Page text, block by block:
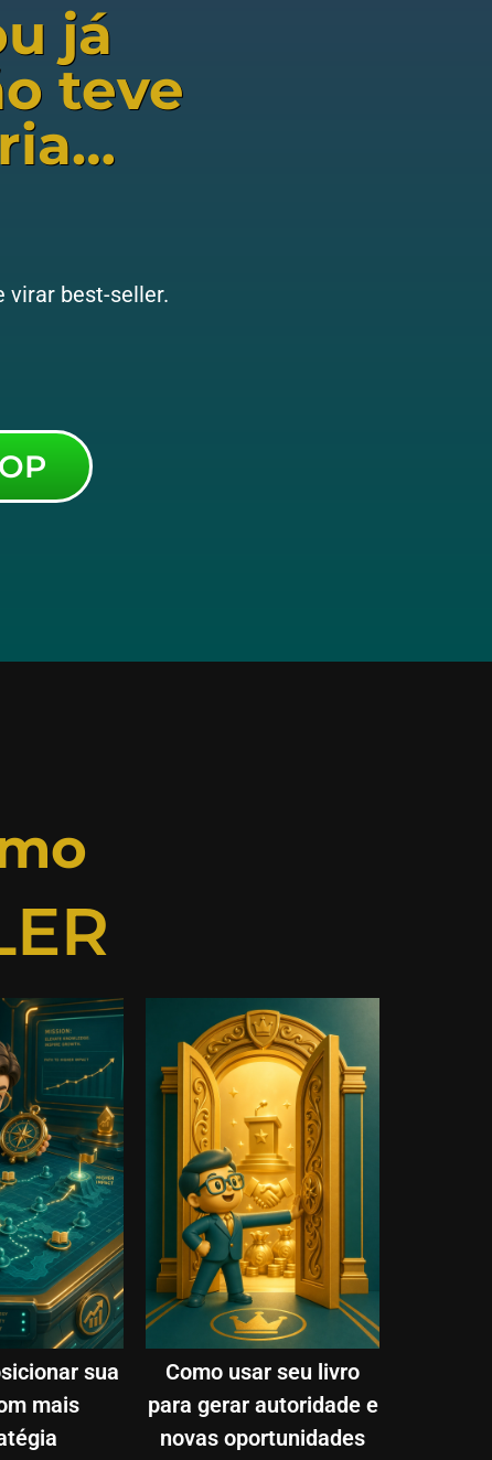
já
teve
virar best-seller.
sua
mais
Como usar seu livro
para gerar autoridade e
novas oportunidades